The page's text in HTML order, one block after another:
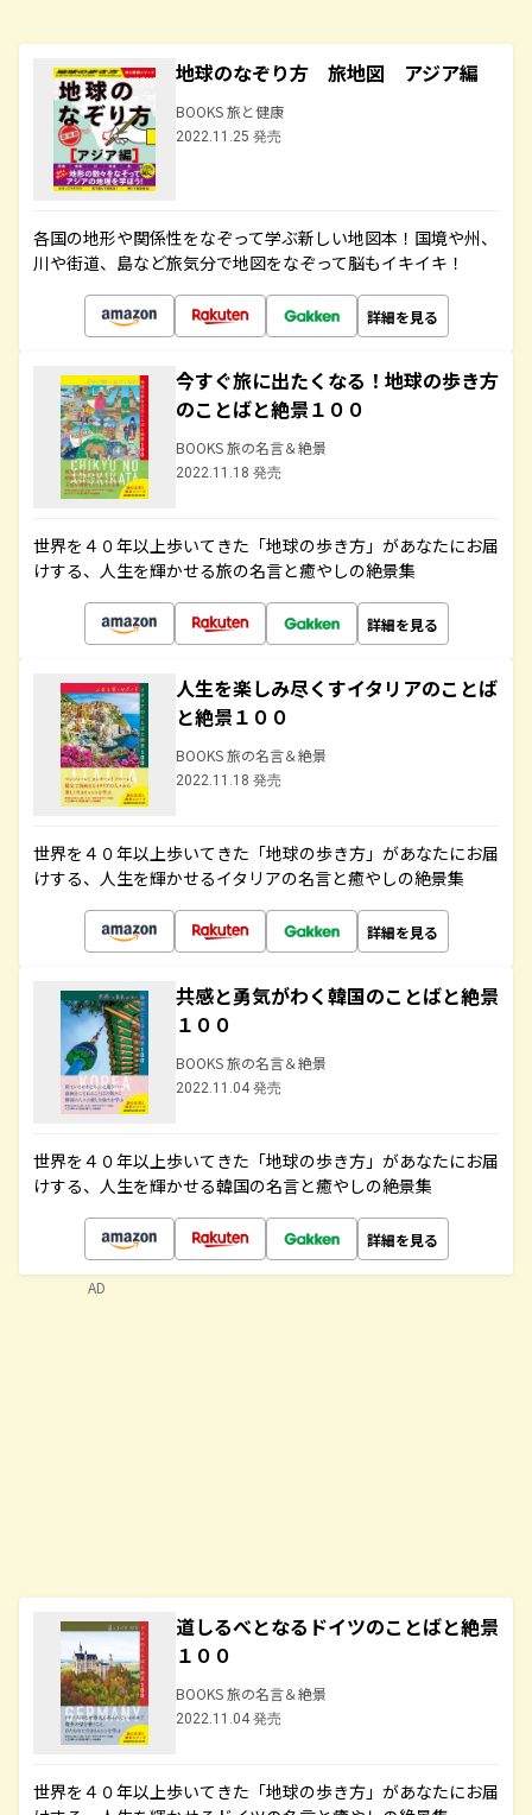
地球のなぞり方 旅地図 アジア編
BOOKS 旅と健康
2022.11.25 発売
各国の地形や関係性をなぞって学ぶ新しい地図本！国境や州、
川や街道、島など旅気分で地図をなぞって脳もイキイキ！
詳細を見る
今すぐ旅に出たくなる！地球の歩き方
のことばと絶景１００
BOOKS 旅の名言＆絶景
2022.11.18 発売
世界を４０年以上歩いてきた「地球の歩き方」があなたにお届
けする、人生を輝かせる旅の名言と癒やしの絶景集
詳細を見る
人生を楽しみ尽くすイタリアのことば
と絶景１００
BOOKS 旅の名言＆絶景
2022.11.18 発売
世界を４０年以上歩いてきた「地球の歩き方」があなたにお届
けする、人生を輝かせるイタリアの名言と癒やしの絶景集
詳細を見る
共感と勇気がわく韓国のことばと絶景
１００
BOOKS 旅の名言＆絶景
2022.11.04 発売
世界を４０年以上歩いてきた「地球の歩き方」があなたにお届
けする、人生を輝かせる韓国の名言と癒やしの絶景集
詳細を見る
道しるべとなるドイツのことばと絶景
１００
BOOKS 旅の名言＆絶景
2022.11.04 発売
世界を４０年以上歩いてきた「地球の歩き方」があなたにお届
AD